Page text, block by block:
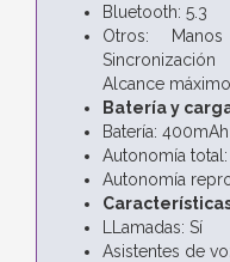
Bluetooth: 5.3
Otros:
Alcance máximo
Batería y
Batería: 400mAh
Autonomía total:
Autonomía
LLamadas: Sí
Asistentes de